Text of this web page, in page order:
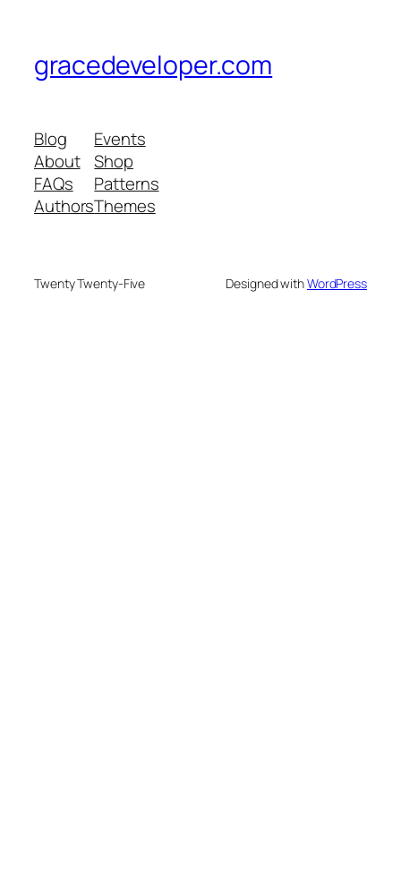
gracedeveloper.com
Blog
About
FAQs
Authors
Events
Shop
Patterns
Themes
Twenty Twenty-Five Designed withWordPress